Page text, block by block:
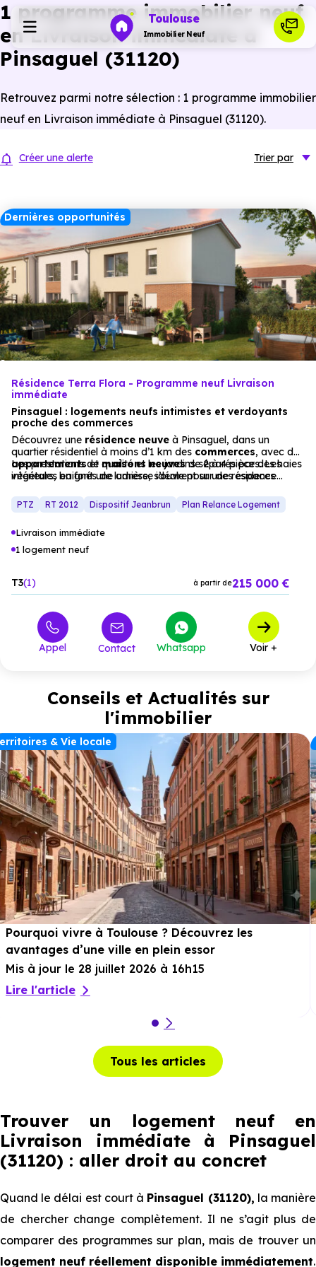
Toulouse
Immobilier Neuf
Actualités
Ressources
Financer
1 programme immobilier neuf
en Livraison immédiate à
Pinsaguel (31120)
Retrouvez parmi notre sélection : 1 programme immobilier
neuf en Livraison immédiate à Pinsaguel (31120).
Créer une alerte Trier par
Dernières opportunités
Résidence Terra Flora - Programme neuf Livraison
immédiate
Pinsaguel : logements neufs intimistes et verdoyants
proche des commerces
Découvrez une résidence neuve à Pinsaguel, dans un
quartier résidentiel à moins d’1 km des commerces, avec des
appartementset maisons neuvesde 2 à 4 pièces. Les
intérieurs, baignés de lumière, s’ouvrent sur des espaces
Les prestations de qualité et les jardins séparés par des haies
végétales en font une adresse idéale pour une résidence
Zéro. Leslogements neufsde ce programme allient intimité
et praticité : espaces optimisés, équipements modernes et
commerces, est parfaite pour les familles en quête de
tranquillité et de
PTZ RT 2012 Dispositif Jeanbrun Plan Relance Logement
Livraison immédiate
1 logement neuf
T3 1 à partir de215 000 €
Appel Contact Whatsapp Voir +
Conseils et Actualités sur
l'immobilier
& Vie locale
Pourquoi vivre à Toulouse ? Découvrez les
avantages d’une ville en plein essor
Mis à jour le 28 juillet 2026 à 16h15
Lire l'article
Tous les articles
Trouver un logement neuf en
Livraison immédiate à Pinsaguel
(31120) : aller droit au concret
Quand le délai est court à Pinsaguel (31120), la manière
de chercher change complètement. Il ne s’agit plus de
comparer des programmes sur plan, mais de trouver un
logement neuf réellement disponible immédiatement.